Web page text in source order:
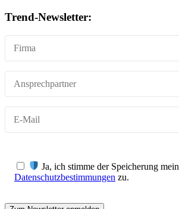
Trend-Newsletter:
Ja, ich stimme der Speicherung
Datenschutzbestimmungen zu.